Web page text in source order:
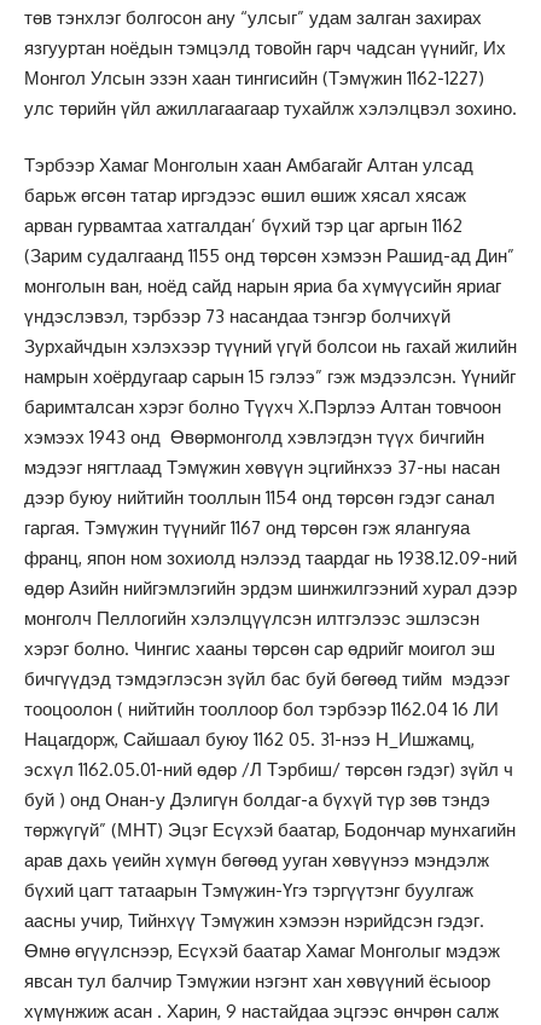
төв тэнхлэг болгосон ану “улсыг” удам залган захирах
язгууртан ноёдын тэмцэлд товойн гарч чадсан үүнийг, Их
Монгол Улсын эзэн хаан тингисийн (Тэмүжин 1162-1227)
улс төрийн үйл ажиллагаагаар тухайлж хэлэлцвэл зохино.
Тэрбээр Хамаг Монголын хаан Амбагайг Алтан улсад
барьж өгсөн татар иргэдээс өшил өшиж хясал хясаж
арван гурвамтаа хатгалдан’ бүхий тэр цаг аргын 1162
(Зарим судалгаанд 1155 онд төрсөн хэмээн Рашид-ад Дин”
монголын ван, ноёд сайд нарын яриа ба хүмүүсийн яриаг
үндэслэвэл, тэрбээр 73 насандаа тэнгэр болчихүй
Зурхайчдын хэлэхээр түүний үгүй болсои нь гахай жилийн
намрын хоёрдугаар сарын 15 гэлээ” гэж мэдээлсэн. Үүнийг
баримталсан хэрэг болно Түүхч X.Пэрлээ Алтан товчоон
хэмээх 1943 онд Өвөрмонголд хэвлэгдэн түүх бичгийн
мэдээг нягтлаад Тэмүжин хөвүүн эцгийнхээ 37-ны насан
дээр буюу нийтийн тооллын 1154 онд төрсөн гэдэг санал
гаргая. Тэмүжин түүнийг 1167 онд төрсөн гэж ялангуяа
франц, япон ном зохиолд нэлээд таардаг нь 1938.12.09-ний
өдөр Азийн нийгэмлэгийн эрдэм шинжилгээний хурал дээр
монголч Пеллогийн хэлэлцүүлсэн илтгэлээс эшлэсэн
хэрэг болно. Чингис хааны төрсөн сар өдрийг моигол эш
бичгүүдэд тэмдэглэсэн зүйл бас буй бөгөөд тийм мэдээг
тооцоолон ( нийтийн тооллоор бол тэрбээр 1162.04 16 ЛИ
Нацагдорж, Сайшаал буюу 1162 05. 31-нээ Н_Ишжамц,
эсхүл 1162.05.01-ний өдөр /Л Тэрбиш/ төрсөн гэдэг) зүйл ч
буй ) онд Онан-у Дэлигүн болдаг-а бүхүй түр зөв тэндэ
төржүгүй” (МНТ) Эцэг Есүхэй баатар, Бодончар мунхагийн
арав дахь үеийн хүмүн бөгөөд ууган хөвүүнээ мэндэлж
бүхий цагт татаарын Тэмүжин-Үгэ тэргүүтэнг буулгаж
аасны учир, Тийнхүү Тэмүжин хэмээн нэрийдсэн гэдэг.
Өмнө өгүүлснээр, Есүхэй баатар Хамаг Монголыг мэдэж
явсан тул балчир Тэмүжии нэгэнт хан хөвүүний ёсыоор
хүмүнжиж асан . Харин, 9 настайдаа эцгээс өнчрөн салж